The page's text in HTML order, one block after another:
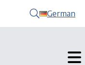
German